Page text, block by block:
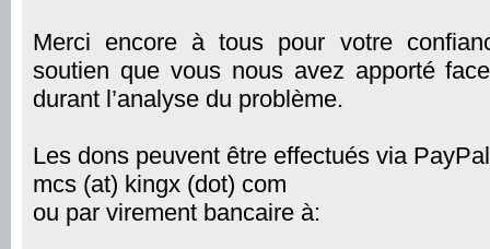
Merci encore à tous pour votre
soutien que vous nous avez apporté
durant l’analyse du problème.
Les dons peuvent être effectués via
mcs (at) kingx (dot) com
ou par virement bancaire à: